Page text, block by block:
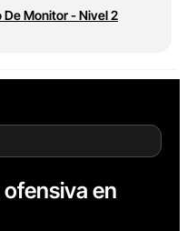
De Monitor - Nivel 2
en